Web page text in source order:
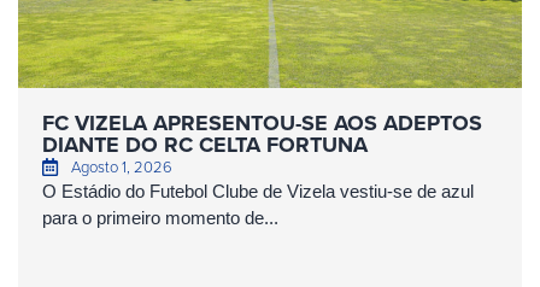
FC VIZELA APRESENTOU-SE AOS ADEPTOS
DIANTE DO RC CELTA FORTUNA
Agosto 1, 2026
O Estádio do Futebol Clube de Vizela vestiu-se de azul
para o primeiro momento de...